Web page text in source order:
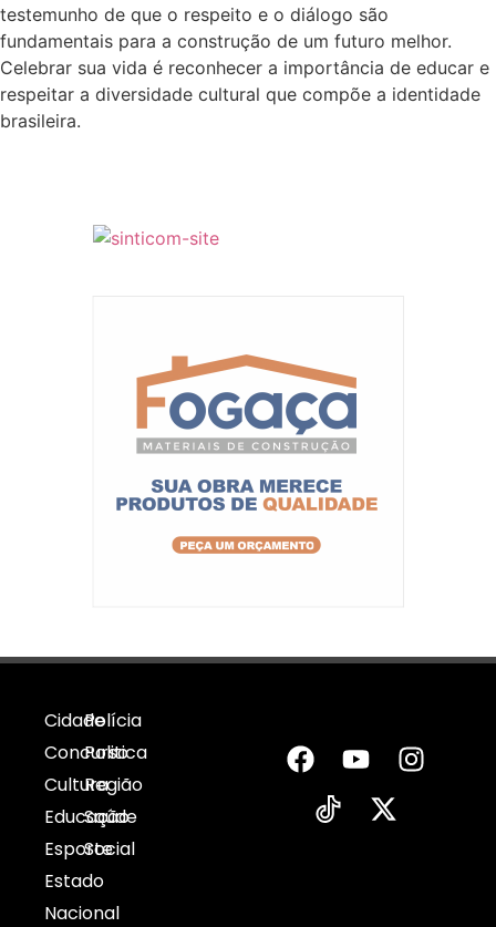
testemunho de que o respeito e o diálogo são
fundamentais para a construção de um futuro melhor.
Celebrar sua vida é reconhecer a importância de educar e
respeitar a diversidade cultural que compõe a identidade
brasileira.
Cidade
Concurso
Cultura
Educação
Esporte
Estado
Nacional
Polícia
Politica
Região
Saúde
Social